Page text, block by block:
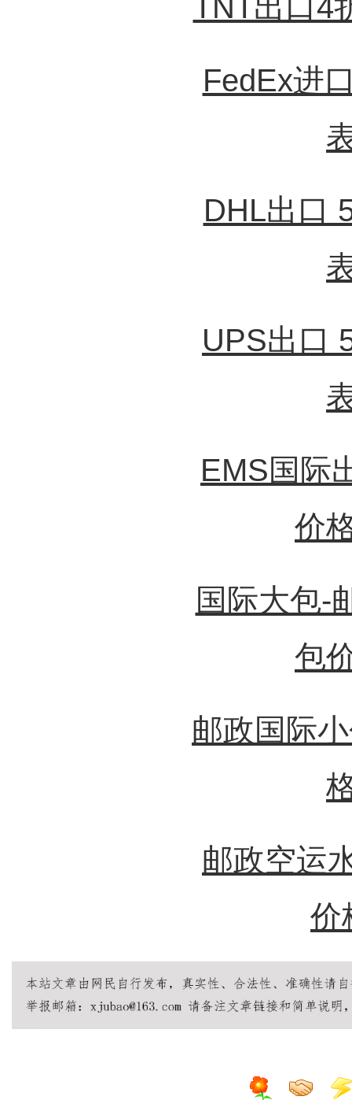
FedEx进
DHL出口
UPS出口
EMS国际
价
国际大包-
包
邮政国际
邮政空运
价